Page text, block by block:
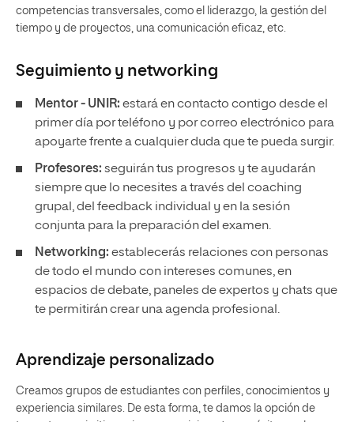
competencias transversales, como el liderazgo, la gestión del
tiempo y de proyectos, una comunicación eficaz, etc.
Seguimiento y networking
Mentor - UNIR: estará en contacto contigo desde el
primer día por teléfono y por correo electrónico para
apoyarte frente a cualquier duda que te pueda surgir.
Profesores: seguirán tus progresos y te ayudarán
siempre que lo necesites a través del coaching
grupal, del feedback individual y en la sesión
conjunta para la preparación del examen.
Networking: establecerás relaciones con personas
de todo el mundo con intereses comunes, en
espacios de debate, paneles de expertos y chats que
te permitirán crear una agenda profesional.
Aprendizaje personalizado
Creamos grupos de estudiantes con perfiles, conocimientos y
experiencia similares. De esta forma, te damos la opción de